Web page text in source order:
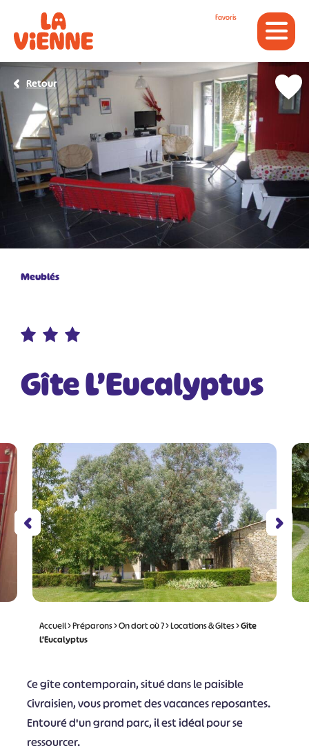
Favoris
Meublés
Gîte L’Eucalyptus
Retour
Accueil>Préparons>On dort où ?>Locations & Gites>Gîte
L’Eucalyptus
Ce gîte contemporain, situé dans le paisible
Civraisien, vous promet des vacances reposantes.
Entouré d'un grand parc, il est idéal pour se
ressourcer.